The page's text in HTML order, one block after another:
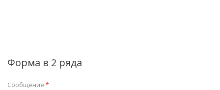
Форма в 2 ряда
Сообщение *